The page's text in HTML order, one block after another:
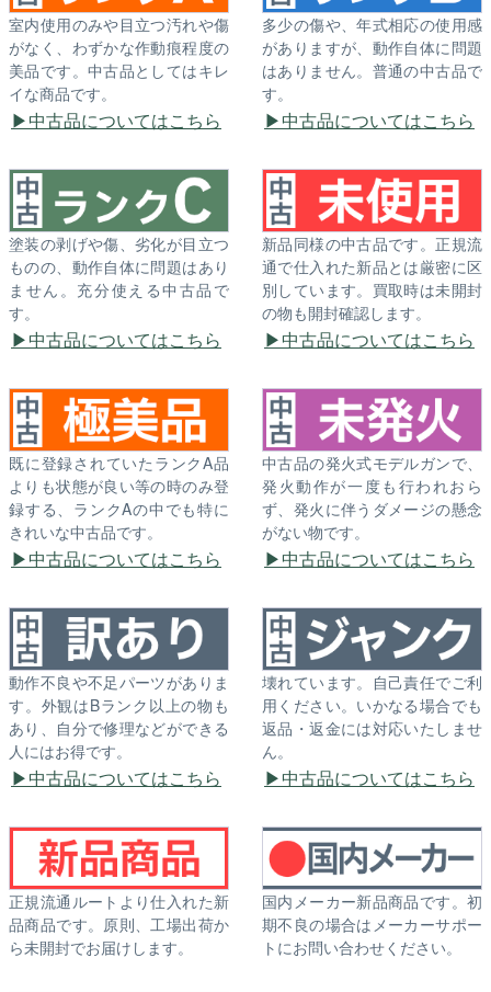
室内使用のみや目立つ汚れや傷
がなく、わずかな作動痕程度の
美品です。中古品としてはキレ
イな商品です。
中古品についてはこちら
多少の傷や、年式相応の使用感
がありますが、動作自体に問題
はありません。普通の中古品で
す。
中古品についてはこちら
塗装の剥げや傷、劣化が目立つ
ものの、動作自体に問題はあり
ません。充分使える中古品で
す。
中古品についてはこちら
新品同様の中古品です。正規流
通で仕入れた新品とは厳密に区
別しています。買取時は未開封
の物も開封確認します。
中古品についてはこちら
既に登録されていたランクA品
よりも状態が良い等の時のみ登
録する、ランクAの中でも特に
きれいな中古品です。
中古品についてはこちら
中古品の発火式モデルガンで、
発火動作が一度も行われおら
ず、発火に伴うダメージの懸念
がない物です。
中古品についてはこちら
動作不良や不足パーツがありま
す。外観はBランク以上の物も
あり、自分で修理などができる
人にはお得です。
中古品についてはこちら
壊れています。自己責任でご利
用ください。いかなる場合でも
返品・返金には対応いたしませ
ん。
中古品についてはこちら
正規流通ルートより仕入れた新
品商品です。原則、工場出荷か
ら未開封でお届けします。
国内メーカー新品商品です。初
期不良の場合はメーカーサポー
トにお問い合わせください。